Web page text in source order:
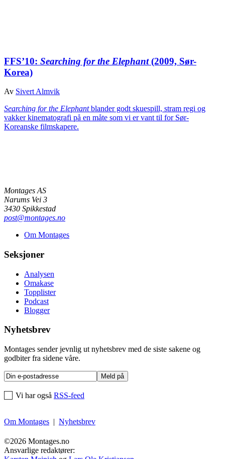
FFS’10: Searching for the Elephant(2009, Sør-
Korea)
Av Sivert Almvik
Searching for the Elephantblander godt skuespill, stram regi og
vakker kinematografi på en måte som vi er vant til for Sør-
Koreanske filmskapere.
Montages AS
Narums Vei 3
3430 Spikkestad
post@montages.no
Om Montages
Seksjoner
Analysen
Omakase
Topplister
Podcast
Blogger
Nyhetsbrev
Montages sender jevnlig ut nyhetsbrev med de siste sakene og
godbiter fra sidene våre.
Vi har også RSS-feed
Om Montages | Nyhetsbrev
©2026 Montages.no
Ansvarlige redaktører: